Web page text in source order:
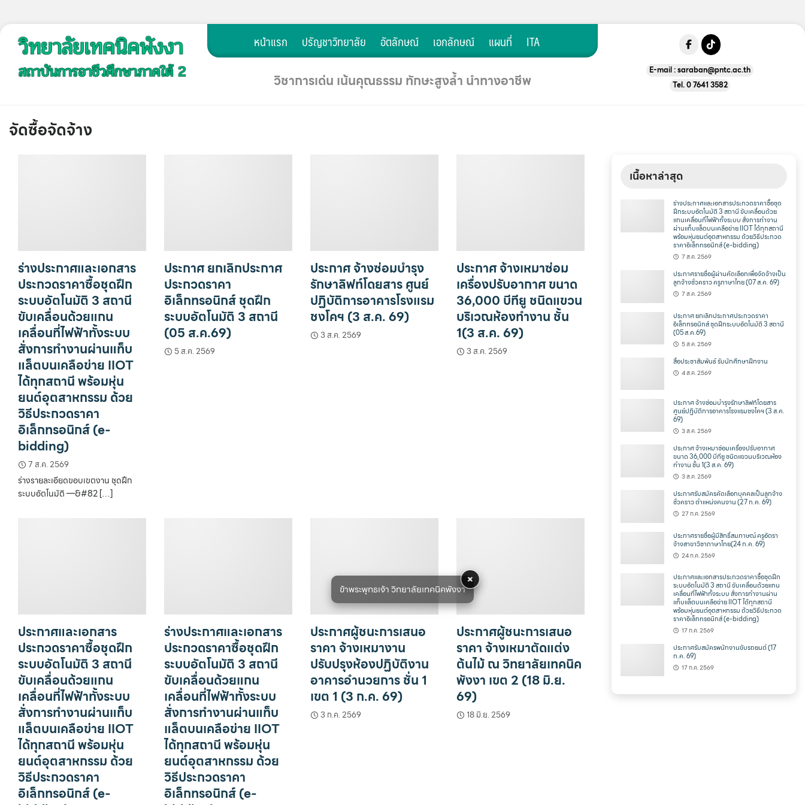
หน้าแรก ปรัญชาวิทยาลัย อัตลักษณ์ เอกลักษณ์ แผนที่ ITA
วิชาการเด่น เน้นคุณธรรม ทักษะสูงล้ำ นำทางอาชีพ
E-mail :saraban@pntc.ac.th
Tel. 0 7641 3582
จัดซื้อจัดจ้าง
ร่างประกาศและเอกสาร
ประกวดราคาซื้อชุดฝึก
ระบบอัตโนมัติ 3 สถานี
ขับเคลื่อนด้วยแกน
เคลื่อนที่ไฟฟ้าทั้งระบบ
สั่งการทำงานผ่านแท็บ
แล็ตบนเคลือข่าย IIOT
ได้ทุกสถานี พร้อมหุ่น
ยนต์อุตสาหกรรม ด้วย
วิธีประกวดราคา
อิเล็กทรอนิกส์ (e-
bidding)
7 ส.ค. 2569
ร่างรายละเอียดขอบเขตงาน ชุดฝึก
ระบบอัตโนมัติ —&#82 […]
ประกาศ ยกเลิกประกาศ
ประกวดราคา
อิเล็กทรอนิกส์ ชุดฝึก
ระบบอัตโนมัติ 3 สถานี
(05 ส.ค.69)
5 ส.ค. 2569
ประกาศ จ้างซ่อมบำรุง
รักษาลิฟท์โดยสาร ศูนย์
ปฏิบัติการอาคารโรงแรม
ชงโคฯ (3 ส.ค. 69)
3 ส.ค. 2569
ประกาศ จ้างเหมาซ่อม
เครื่องปรับอากาศ ขนาด
36,000 บีทียู ชนิดแขวน
บริเวณห้องทำงาน ชั้น
1(3 ส.ค. 69)
3 ส.ค. 2569
ประกาศและเอกสาร
ประกวดราคาซื้อชุดฝึก
ระบบอัตโนมัติ 3 สถานี
ขับเคลื่อนด้วยแกน
เคลื่อนที่ไฟฟ้าทั้งระบบ
สั่งการทำงานผ่านแท็บ
แล็ตบนเคลือข่าย IIOT
ได้ทุกสถานี พร้อมหุ่น
ยนต์อุตสาหกรรม ด้วย
วิธีประกวดราคา
อิเล็กทรอนิกส์ (e-
ร่างประกาศและเอกสาร
ประกวดราคาซื้อชุดฝึก
ระบบอัตโนมัติ 3 สถานี
ขับเคลื่อนด้วยแกน
เคลื่อนที่ไฟฟ้าทั้งระบบ
สั่งการทำงานผ่านแท็บ
แล็ตบนเคลือข่าย IIOT
ได้ทุกสถานี พร้อมหุ่น
ยนต์อุตสาหกรรม ด้วย
วิธีประกวดราคา
อิเล็กทรอนิกส์ (e-
ประกาศผู้ชนะการเสนอ
ราคา จ้างเหมางาน
ปรับปรุงห้องปฏิบัติงาน
อาคารอำนวยการ ชั่น 1
เขต 1 (3 ก.ค. 69)
3 ก.ค. 2569
ประกาศผู้ชนะการเสนอ
ราคา จ้างเหมาตัดแต่ง
ต้นไม้ ณ วิทยาลัยเทคนิค
พังงา เขต 2 (18 มิ.ย.
69)
18 มิ.ย. 2569
เนื้อหาล่าสุด
ร่างประกาศและเอกสารประกวดราคาซื้อชุด
ฝึกระบบอัตโนมัติ 3 สถานี ขับเคลื่อนด้วย
แกนเคลื่อนที่ไฟฟ้าทั้งระบบ สั่งการทำงาน
ผ่านแท็บแล็ตบนเคลือข่าย IIOT ได้ทุกสถานี
พร้อมหุ่นยนต์อุตสาหกรรม ด้วยวิธีประกวด
ราคาอิเล็กทรอนิกส์ (e-bidding)
7 ส.ค. 2569
ประกาศรายชื่อผู้ผ่านคัดเลือกเพื่อจัดจ้างเป็น
ลูกจ้างชั่วคราว ครูภาษาไทย (07 ส.ค. 69)
7 ส.ค. 2569
ประกาศ ยกเลิกประกาศประกวดราคา
อิเล็กทรอนิกส์ ชุดฝึกระบบอัตโนมัติ 3 สถานี
(05 ส.ค.69)
5 ส.ค. 2569
สื่อประชาสัมพันธ์ รับนักศึกษาฝึกงาน
4 ส.ค. 2569
ประกาศ จ้างซ่อมบำรุงรักษาลิฟท์โดยสาร
ศูนย์ปฏิบัติการอาคารโรงแรมชงโคฯ (3 ส.ค.
69)
3 ส.ค. 2569
ประกาศ จ้างเหมาซ่อมเครื่องปรับอากาศ
ขนาด 36,000 บีทียู ชนิดแขวนบริเวณห้อง
ทำงาน ชั้น 1(3 ส.ค. 69)
3 ส.ค. 2569
ประกาศรับสมัครคัดเลือกบุคคลเป็นลูกจ้าง
ชั่วคราว ตำแหน่งคนงาน (27 ก.ค. 69)
27 ก.ค. 2569
ประกาศรายชื่อผู้มีสิทธิ์สมภาษณ์ ครูอัตรา
จ้างสาขาวิชาภาษาไทย(24 ก.ค. 69)
24 ก.ค. 2569
ประกาศและเอกสารประกวดราคาซื้อชุดฝึก
ระบบอัตโนมัติ 3 สถานี ขับเคลื่อนด้วยแกน
เคลื่อนที่ไฟฟ้าทั้งระบบ สั่งการทำงานผ่าน
แท็บแล็ตบนเคลือข่าย IIOT ได้ทุกสถานี
พร้อมหุ่นยนต์อุตสาหกรรม ด้วยวิธีประกวด
ราคาอิเล็กทรอนิกส์ (e-bidding)
17 ก.ค. 2569
ประกาศรับสมัครพนักงานขับรถยนต์ (17
ก.ค. 69)
17 ก.ค. 2569
×
ข้าพระพุทธเจ้า วิทยาลัยเทคนิคพังงา